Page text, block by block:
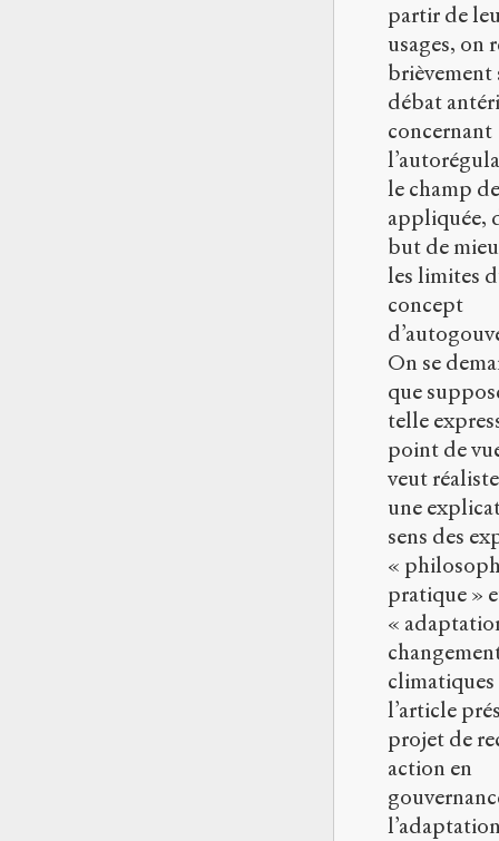
partir de
usages, on
brièvement
débat
concernant
le champ
appliquée,
but de
les limites
concept
On se
que
telle
point de
veut
une
sens des
«
pratique »
«
climatiques
l’article
projet de
action en